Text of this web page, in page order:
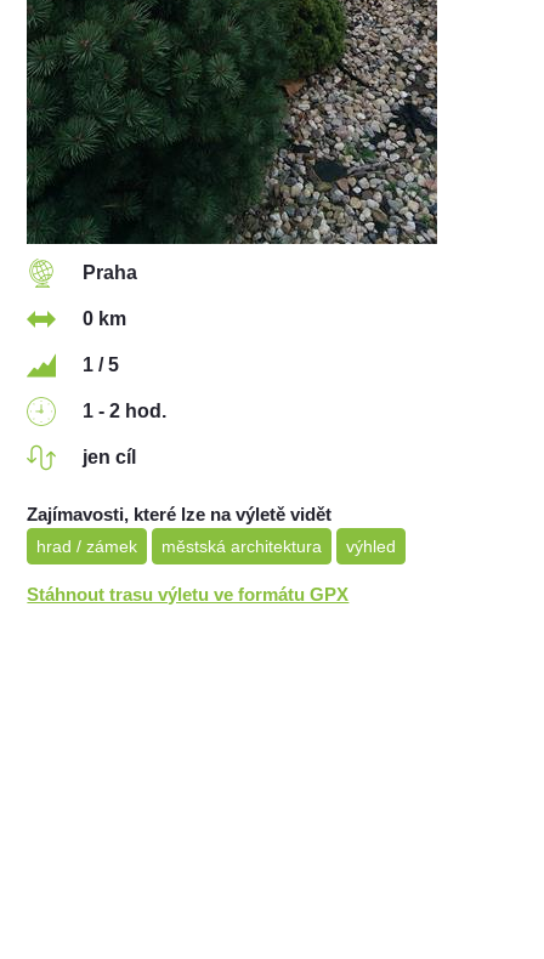
Praha
0 km
1 / 5
1 - 2 hod.
jen cíl
Zajímavosti, které lze na výletě vidět
hrad / zámek městská architektura výhled
Stáhnout trasu výletu ve formátu GPX